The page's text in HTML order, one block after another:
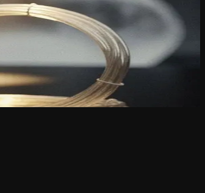
Workflows met meerdere goedkeuringsstappen
HL7 v2.8 spreken. Dat vereenvoudigt de
Organisaties met een verplichte NIS2-
upgradeprocedure en de volledige release notes.